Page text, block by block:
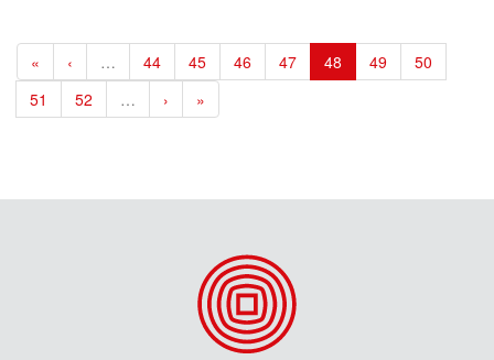
« ‹ … 44 45 46 47 48 49
50
51
52 … › »